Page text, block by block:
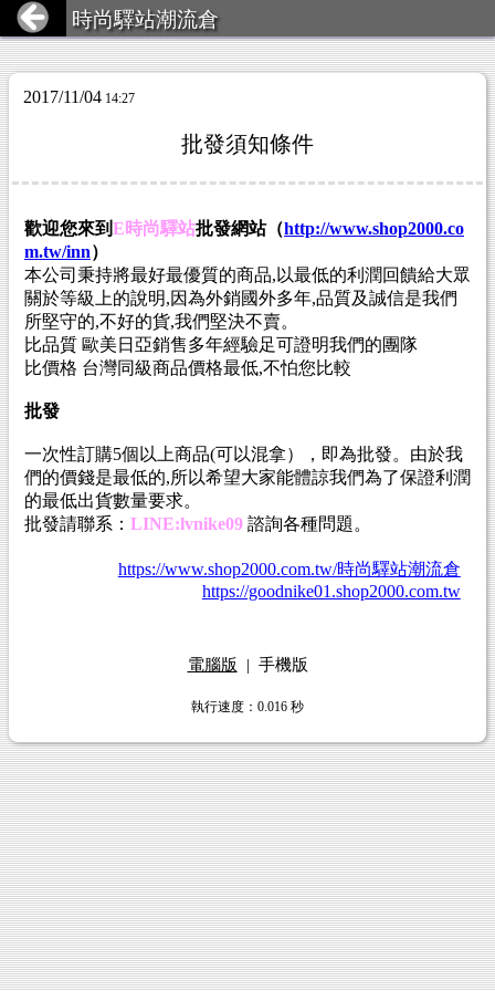
時尚驛站潮流倉
2017/11/04 14:27
批發須知條件
歡迎您來到E時尚驛站批發網站（http://www.shop2000.co
m.tw/inn）
本公司秉持將最好最優質的商品,以最低的利潤回饋給大眾
關於等級上的說明,因為外銷國外多年,品質及誠信是我們
所堅守的,不好的貨,我們堅決不賣。
比品質 歐美日亞銷售多年經驗足可證明我們的團隊
比價格 台灣同級商品價格最低,不怕您比較
批發
一次性訂購5個以上商品(可以混拿），即為批發。由於我
們的價錢是最低的,所以希望大家能體諒我們為了保證利潤
的最低出貨數量要求。
批發請聯系： LINE:lvnike09 諮詢各種問題。
https://www.shop2000.com.tw/時尚驛站潮流倉
https://goodnike01.shop2000.com.tw
電腦版 | 手機版
執行速度 ：0.016 秒